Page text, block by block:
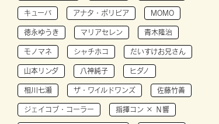
キューバ アナタ・ボリビア MOMO
徳永ゆうき マリアセレン 青木隆治
モノマネ シャチホコ だいすけお兄さん
山本リンダ 八神純子 ヒダノ
相川七瀬 ザ・ワイルドワンズ 佐藤竹善
ジェイコブ・コーラー 指揮コン × Ｎ響